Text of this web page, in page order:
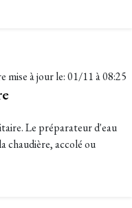
mise à jour le:01/11 à 08:25
Le préparateur d'eau
chaudière, accolé ou